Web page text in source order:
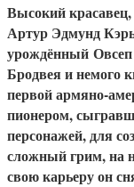
Высокий
Артур Эдмунд
урождённый Овсеп
Бродвея и немого
первой армяно-
пионером,
персонажей, для
сложный грим, на
свою карьеру он